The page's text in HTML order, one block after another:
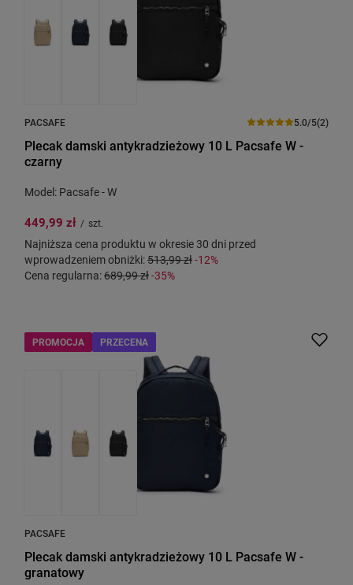
PACSAFE 5.0/5(2)
Plecak damski antykradzieżowy 10 L Pacsafe W -
czarny
Model: Pacsafe - W
449,99 zł / szt.
Najniższa cena produktu w okresie 30 dni przed
wprowadzeniem obniżki:513,99 zł-12%
Cena regularna:689,99 zł-35%
PROMOCJA PRZECENA
PACSAFE
Plecak damski antykradzieżowy 10 L Pacsafe W -
granatowy